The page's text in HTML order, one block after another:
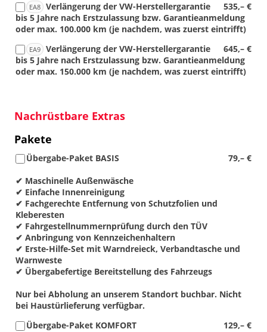
EA8 535,– €
Verlängerung der VW-Herstellergarantie
bis 5 Jahre nach Erstzulassung bzw. Garantieanmeldung
oder max. 100.000 km (je nachdem, was zuerst eintrifft)
EA9 645,– €
Verlängerung der VW-Herstellergarantie
bis 5 Jahre nach Erstzulassung bzw. Garantieanmeldung
oder max. 150.000 km (je nachdem, was zuerst eintrifft)
Nachrüstbare Extras
Pakete
79,– €
Übergabe-Paket BASIS
✔ Maschinelle Außenwäsche
✔ Einfache Innenreinigung
✔ Fachgerechte Entfernung von Schutzfolien und
Kleberesten
✔ Fahrgestellnummernprüfung durch den TÜV
✔ Anbringung von Kennzeichenhaltern
✔ Erste-Hilfe-Set mit Warndreieck, Verbandtasche und
Warnweste
✔ Übergabefertige Bereitstellung des Fahrzeugs
Nur bei Abholung an unserem Standort buchbar. Nicht
bei Haustürlieferung verfügbar.
129,– €
Übergabe-Paket KOMFORT